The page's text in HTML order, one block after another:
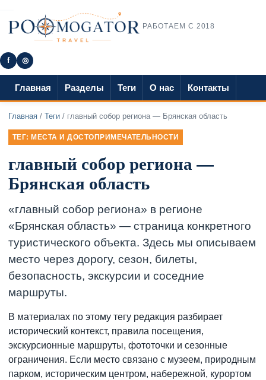
РАБОТАЕМ С 2018
f ◎
Главная Разделы Теги О нас Контакты
Главная / Теги / главный собор региона — Брянская область
ТЕГ: МЕСТА И ДОСТОПРИМЕЧАТЕЛЬНОСТИ
главный собор региона —
Брянская область
«главный собор региона» в регионе
«Брянская область» — страница конкретного
туристического объекта. Здесь мы описываем
место через дорогу, сезон, билеты,
безопасность, экскурсии и соседние
маршруты.
В материалах по этому тегу редакция разбирает
исторический контекст, правила посещения,
экскурсионные маршруты, фототочки и сезонные
ограничения. Если место связано с музеем, природным
парком, историческим центром, набережной, курортом